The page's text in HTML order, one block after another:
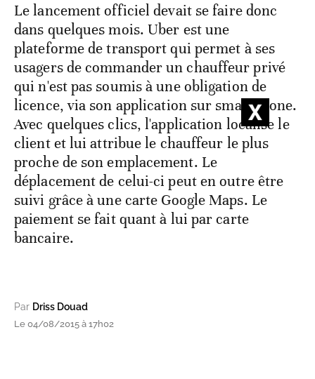
Le lancement officiel devait se faire donc
dans quelques mois. Uber est une
plateforme de transport qui permet à ses
usagers de commander un chauffeur privé
qui n'est pas soumis à une obligation de
licence, via son application sur smartphone.
Avec quelques clics, l'application localise le
client et lui attribue le chauffeur le plus
proche de son emplacement. Le
déplacement de celui-ci peut en outre être
suivi grâce à une carte Google Maps. Le
paiement se fait quant à lui par carte
bancaire.
Par Driss Douad
Le 04/08/2015 à 17h02